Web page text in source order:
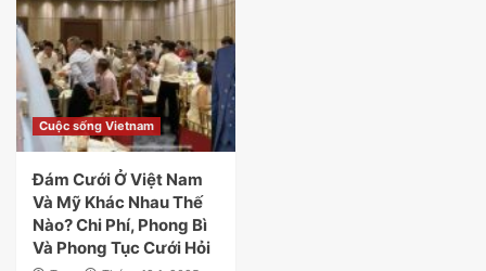
Cuộc sống Vietnam
Đám Cưới Ở Việt Nam
Và Mỹ Khác Nhau Thế
Nào? Chi Phí, Phong Bì
Và Phong Tục Cưới Hỏi